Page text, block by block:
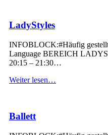
Co)”
LadyStyles
INFOBLOCK:#Häufig
Language BEREICH
20:15 – 21:30…
Weiter lesen…
Ballett